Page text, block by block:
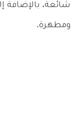
شائعة، بالإضافة
ومطهرة.